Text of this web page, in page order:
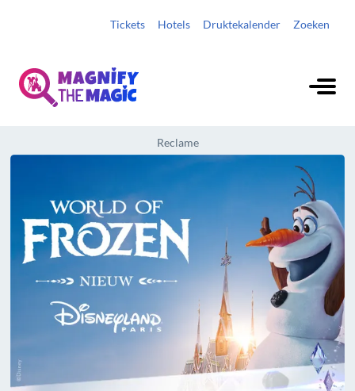
Tickets Hotels Druktekalender Zoeken
Reclame